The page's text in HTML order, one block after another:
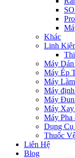
Khác
Linh
Máy
Máy Ép
Máy
Máy
Máy
Máy
Máy Pha
Dụng Cụ
Thuốc
Liên Hệ
Blog